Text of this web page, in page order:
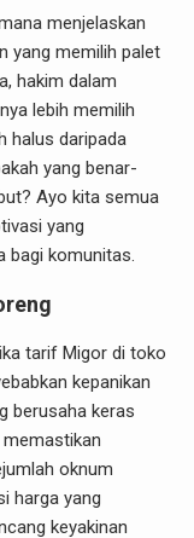
menjelaskan
yang memilih palet
hakim dalam
lebih memilih
halus daripada
yang benar-
Ayo kita semua
yang
bagi komunitas.
tarif Migor di toko
kepanikan
berusaha keras
oknum
harga yang
keyakinan